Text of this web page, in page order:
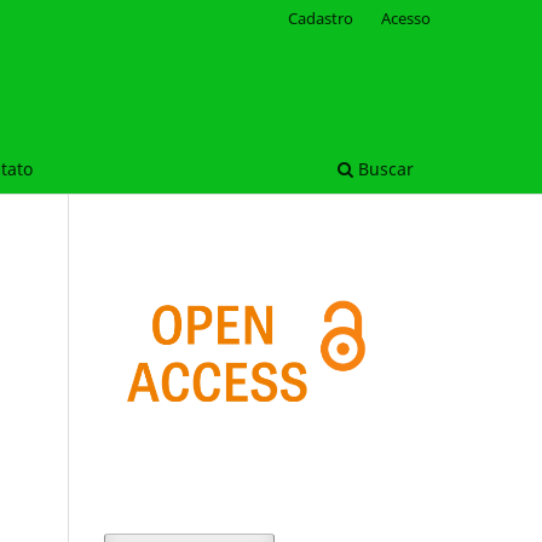
Buscar
Cadastro Acesso